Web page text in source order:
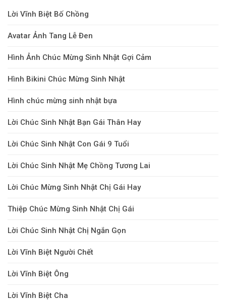
Lời Vĩnh Biệt Bố Chồng
Avatar Ảnh Tang Lễ Đen
Hình Ảnh Chúc Mừng Sinh Nhật Gợi Cảm
Hình Bikini Chúc Mừng Sinh Nhật
Hình chúc mừng sinh nhật bựa
Lời Chúc Sinh Nhật Bạn Gái Thân Hay
Lời Chúc Sinh Nhật Con Gái 9 Tuổi
Lời Chúc Sinh Nhật Mẹ Chồng Tương Lai
Lời Chúc Mừng Sinh Nhật Chị Gái Hay
Thiệp Chúc Mừng Sinh Nhật Chị Gái
Lời Chúc Sinh Nhật Chị Ngắn Gọn
Lời Vĩnh Biệt Người Chết
Lời Vĩnh Biệt Ông
Lời Vĩnh Biệt Cha